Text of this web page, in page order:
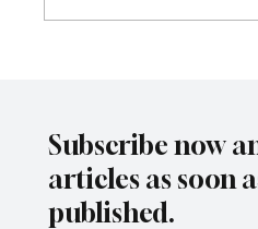
Subscribe now
articles as soon
published.